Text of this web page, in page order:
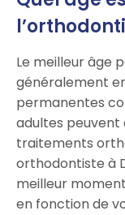
Le meilleur âge
généralement
permanentes
adultes
traitements
orthodontiste à
meilleur
en fonction de